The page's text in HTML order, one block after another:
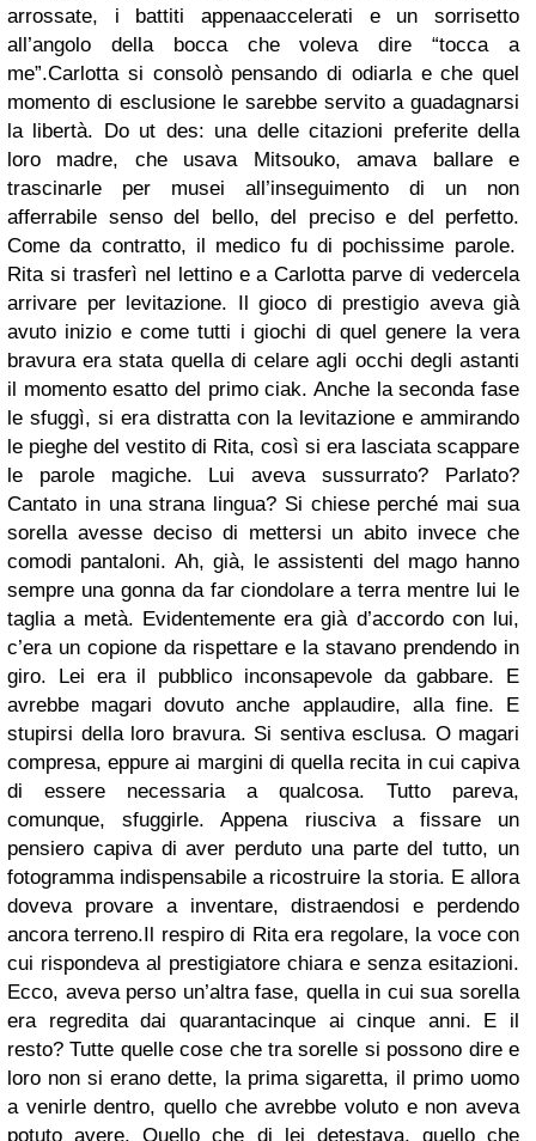
arrossate, i battiti appenaaccelerati e un sorrisetto
all’angolo della bocca che voleva dire “tocca a
me”.Carlotta si consolò pensando di odiarla e che quel
momento di esclusione le sarebbe servito a guadagnarsi
la libertà. Do ut des: una delle citazioni preferite della
loro madre, che usava Mitsouko, amava ballare e
trascinarle per musei all’inseguimento di un non
afferrabile senso del bello, del preciso e del perfetto.
Come da contratto, il medico fu di pochissime parole.
Rita si trasferì nel lettino e a Carlotta parve di vedercela
arrivare per levitazione. Il gioco di prestigio aveva già
avuto inizio e come tutti i giochi di quel genere la vera
bravura era stata quella di celare agli occhi degli astanti
il momento esatto del primo ciak. Anche la seconda fase
le sfuggì, si era distratta con la levitazione e ammirando
le pieghe del vestito di Rita, così si era lasciata scappare
le parole magiche. Lui aveva sussurrato? Parlato?
Cantato in una strana lingua? Si chiese perché mai sua
sorella avesse deciso di mettersi un abito invece che
comodi pantaloni. Ah, già, le assistenti del mago hanno
sempre una gonna da far ciondolare a terra mentre lui le
taglia a metà. Evidentemente era già d’accordo con lui,
c’era un copione da rispettare e la stavano prendendo in
giro. Lei era il pubblico inconsapevole da gabbare. E
avrebbe magari dovuto anche applaudire, alla fine. E
stupirsi della loro bravura. Si sentiva esclusa. O magari
compresa, eppure ai margini di quella recita in cui capiva
di essere necessaria a qualcosa. Tutto pareva,
comunque, sfuggirle. Appena riusciva a fissare un
pensiero capiva di aver perduto una parte del tutto, un
fotogramma indispensabile a ricostruire la storia. E allora
doveva provare a inventare, distraendosi e perdendo
ancora terreno.Il respiro di Rita era regolare, la voce con
cui rispondeva al prestigiatore chiara e senza esitazioni.
Ecco, aveva perso un’altra fase, quella in cui sua sorella
era regredita dai quarantacinque ai cinque anni. E il
resto? Tutte quelle cose che tra sorelle si possono dire e
loro non si erano dette, la prima sigaretta, il primo uomo
a venirle dentro, quello che avrebbe voluto e non aveva
potuto avere. Quello che di lei detestava, quello che